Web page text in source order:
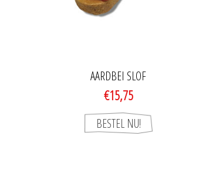
AARDBEI SLOF
€15,75